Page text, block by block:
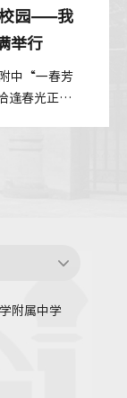
校园——我
举行
中“一春芳
逢春光正
附属中学